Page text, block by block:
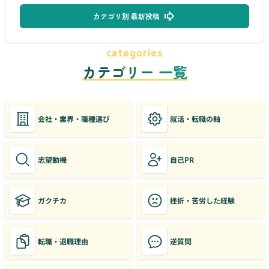
カテゴリ別 最新投稿
categories
カテゴリー 一覧
会社・業界・職種選び 就活・転職の軸
志望動機 自己PR
ガクチカ 挫折・苦労した経験
転職・退職理由 逆質問